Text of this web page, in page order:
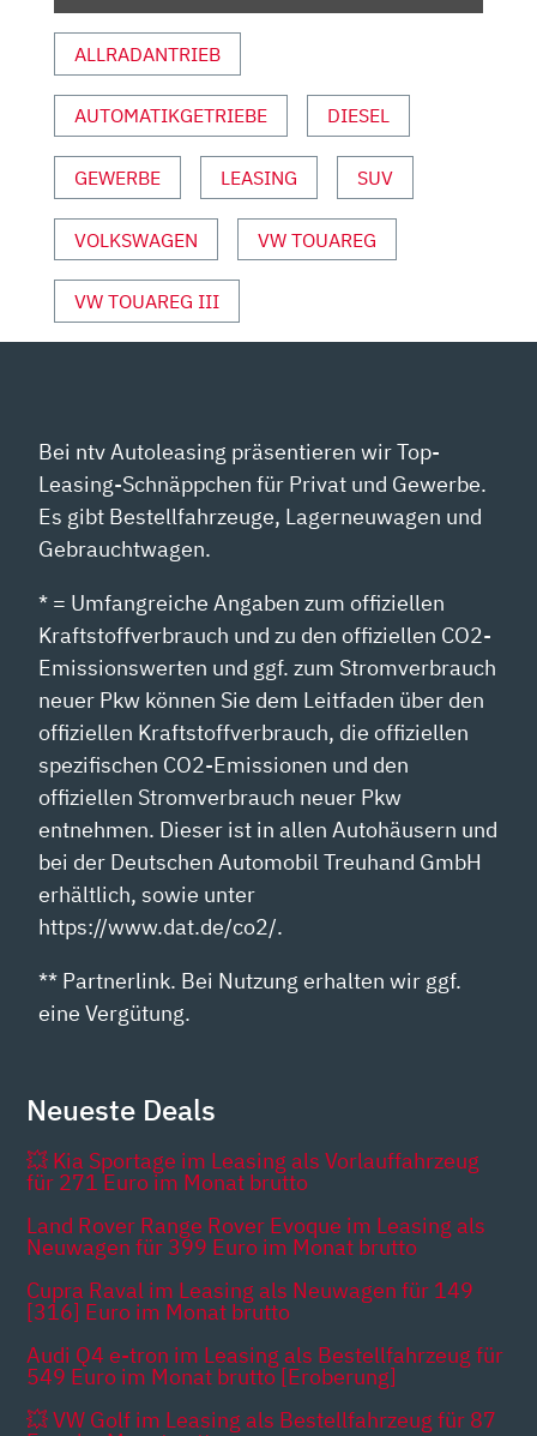
MOTOR
UND
VON
YOUTUBE
ANZEIGEN
ALLRADANTRIEB
AUTOMATIKGETRIEBE DIESEL
GEWERBE LEASING SUV
VOLKSWAGEN VW TOUAREG
VW TOUAREG III
Bei ntv Autoleasing präsentieren wir Top-
Leasing-Schnäppchen für Privat und Gewerbe.
Es gibt Bestellfahrzeuge, Lagerneuwagen und
Gebrauchtwagen.
* = Umfangreiche Angaben zum offiziellen
Kraftstoffverbrauch und zu den offiziellen CO2-
Emissionswerten und ggf. zum Stromverbrauch
neuer Pkw können Sie dem Leitfaden über den
offiziellen Kraftstoffverbrauch, die offiziellen
spezifischen CO2-Emissionen und den
offiziellen Stromverbrauch neuer Pkw
entnehmen. Dieser ist in allen Autohäusern und
bei der Deutschen Automobil Treuhand GmbH
erhältlich, sowie unter
https://www.dat.de/co2/.
** Partnerlink. Bei Nutzung erhalten wir ggf.
eine Vergütung.
Neueste Deals
💥 Kia Sportage im Leasing als Vorlauffahrzeug
für 271 Euro im Monat brutto
Land Rover Range Rover Evoque im Leasing als
Neuwagen für 399 Euro im Monat brutto
Cupra Raval im Leasing als Neuwagen für 149
[316] Euro im Monat brutto
Audi Q4 e-tron im Leasing als Bestellfahrzeug für
549 Euro im Monat brutto [Eroberung]
💥 VW Golf im Leasing als Bestellfahrzeug für 87